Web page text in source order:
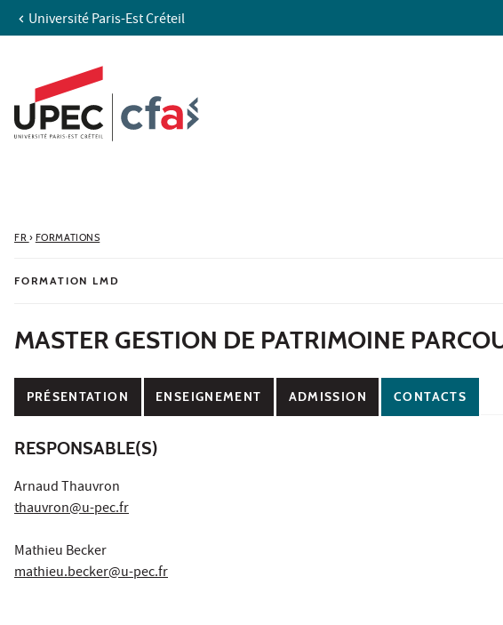
Aller au contenu
Accès directs
Recherche
Université Paris-Est Créteil
FR › FORMATIONS
FORMATION LMD
MASTER GESTION DE PATRIMOINE
PRÉSENTATION ENSEIGNEMENT ADMISSION CONTACTS
RESPONSABLE(S)
Arnaud Thauvron
thauvron@u-pec.fr
Mathieu Becker
mathieu.becker@u-pec.fr